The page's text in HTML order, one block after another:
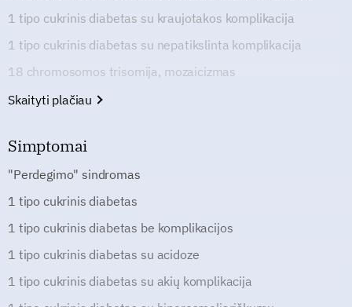
1 tipo cukrinis diabetas su kraujotakos komplikacija
1 tipo cukrinis diabetas su nepatikslinta komplikacija
18 chromosomos trisomija, mozaicizmas
Skaityti plačiau
Simptomai
"Perdegimo" sindromas
1 tipo cukrinis diabetas
1 tipo cukrinis diabetas be komplikacijos
1 tipo cukrinis diabetas su acidoze
1 tipo cukrinis diabetas su akių komplikacija